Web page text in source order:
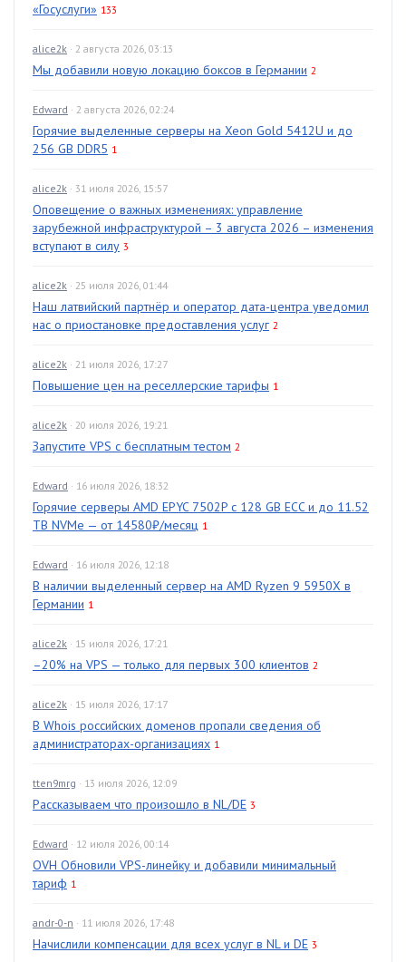
«Госуслуги» 133
alice2k · 2 августа 2026, 03:13
Мы добавили новую локацию боксов в Германии 2
Edward · 2 августа 2026, 02:24
Горячие выделенные серверы на Xeon Gold 5412U и до
256 GB DDR5 1
alice2k · 31 июля 2026, 15:57
Оповещение о важных изменениях: управление
зарубежной инфраструктурой – 3 августа 2026 – изменения
вступают в силу 3
alice2k · 25 июля 2026, 01:44
Наш латвийский партнёр и оператор дата-центра уведомил
нас о приостановке предоставления услуг 2
alice2k · 21 июля 2026, 17:27
Повышение цен на реселлерские тарифы 1
alice2k · 20 июля 2026, 19:21
Запустите VPS с бесплатным тестом 2
Edward · 16 июля 2026, 18:32
Горячие серверы AMD EPYC 7502P с 128 GB ECC и до 11.52
TB NVMe — от 14580₽/месяц 1
Edward · 16 июля 2026, 12:18
В наличии выделенный сервер на AMD Ryzen 9 5950X в
Германии 1
alice2k · 15 июля 2026, 17:21
–20% на VPS — только для первых 300 клиентов 2
alice2k · 15 июля 2026, 17:17
В Whois российских доменов пропали сведения об
администраторах-организациях 1
tten9mrg · 13 июля 2026, 12:09
Рассказываем что произошло в NL/DE 3
Edward · 12 июля 2026, 00:14
OVH Обновили VPS-линейку и добавили минимальный
тариф 1
andr-0-n · 11 июля 2026, 17:48
Начислили компенсации для всех услуг в NL и DE 3